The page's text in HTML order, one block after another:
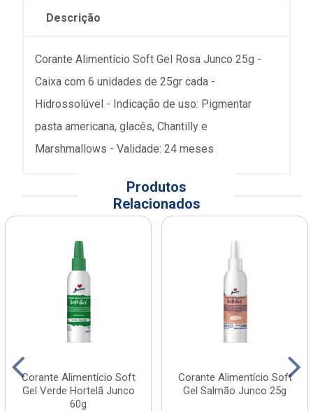
Descrição
Corante Alimentício Soft Gel Rosa Junco 25g -
Caixa com 6 unidades de 25gr cada -
Hidrossolúvel - Indicação de uso: Pigmentar
pasta americana, glacês, Chantilly e
Marshmallows - Validade: 24 meses
Produtos
Relacionados
Corante Alimentício Soft
Gel Verde Hortelã Junco
60g
Corante Alimentício Soft
Gel Salmão Junco 25g